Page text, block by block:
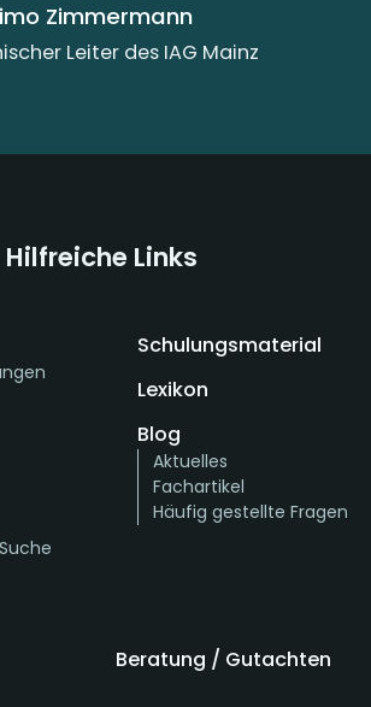
Zimmermann
Leiter des IAG Mainz
Hilfreiche Links
Schulungsmaterial
Lexikon
Blog
Aktuelles
Fachartikel
Häufig gestellte Fragen
Beratung / Gutachten